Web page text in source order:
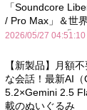
「Soundcore
/ Pro Max」＆世
in-1イヤホン「
2026/05/27 04:51:10
【新製品】月額
な会話！最新AI（
5.2×Gemini 2.5
載のぬいぐるみ